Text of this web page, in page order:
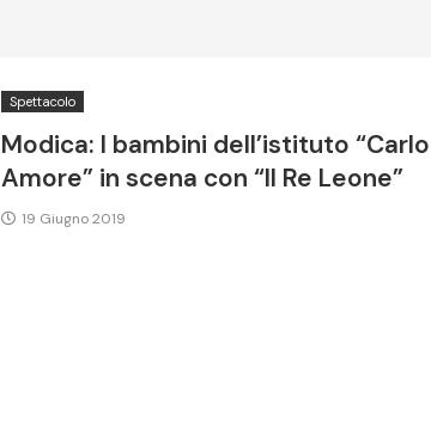
Spettacolo
Modica: I bambini dell’istituto “Carlo
Amore” in scena con “Il Re Leone”
19 Giugno 2019